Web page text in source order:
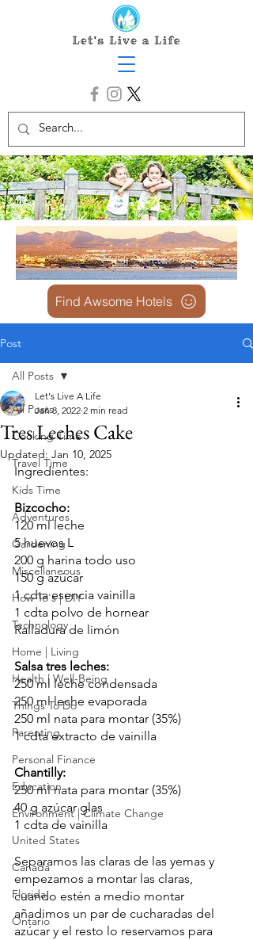
Find Awsome Hotels
Post
All Posts
Cooking Time
Travel Time
Kids Time
Adventures
Gardening
Miscellaneous
How To's | DIY
Technology
Home | Living
Health | Well-Being
Things To Do
Parenting
Personal Finance
Education
Environment | Climate Change
United States
Canada
Florida
Ontario
All Posts
Tres Leches Cake
Let's Live A Life
Jan 8, 2022 2 min read
Updated: Jan 10, 2025
Ingredientes:
Bizcocho:
120 ml leche
5 huevos L
200 g harina todo uso
150 g azúcar
1 cdta esencia vainilla
1 cdta polvo de hornear
Ralladura de limón
Salsa tres leches:
250 ml leche condensada
250 ml leche evaporada
250 ml nata para montar (35%)
1 cdta extracto de vainilla
Chantilly:
250 ml nata para montar (35%)
40 g azúcar glas
1 cdta de vainilla
Separamos las claras de las yemas y
empezamos a montar las claras,
cuando estén a medio montar
añadimos un par de cucharadas del
azúcar y el resto lo reservamos para